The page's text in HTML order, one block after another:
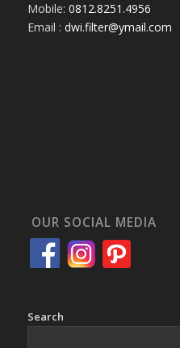
Mobile: 0812.8251.4956
Email : dwi.filter@ymail.com
OUR SOCIAL MEDIA
Search